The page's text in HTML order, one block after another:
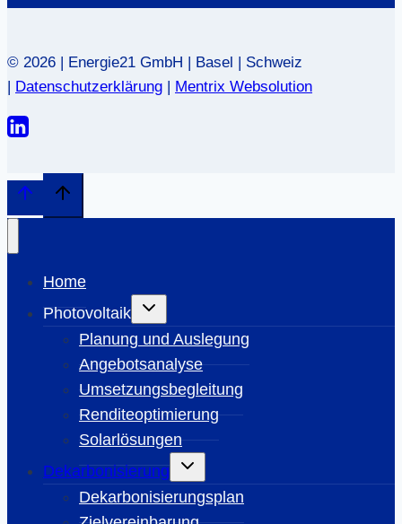
© 2026 | Energie21 GmbH | Basel | Schweiz
Datenschutzerklärung Mentrix Websolution
Home
Photovoltaik
Untermenü
umschalten
Planung und Auslegung
Angebotsanalyse
Umsetzungsbegleitung
Renditeoptimierung
Solarlösungen
Dekarbonisierung
Untermenü
umschalten
Dekarbonisierungsplan